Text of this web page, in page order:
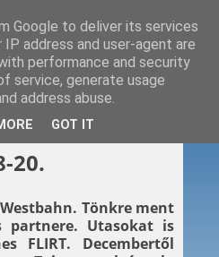
– 2025.
20.
Tönkre ment
partnere. Utasokat is
FLIRT. Decembertől
Google to deliver its services
address and user-agent are
performance and security
service, generate usage
address abuse.
GOT IT